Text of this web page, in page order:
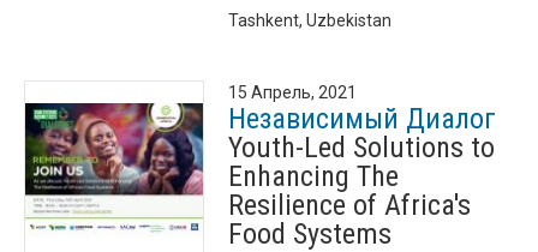
Tashkent, Uzbekistan
15 Апрель, 2021
Независимый Диалог
Youth-Led Solutions to
Enhancing The
Resilience of Africa's
Food Systems